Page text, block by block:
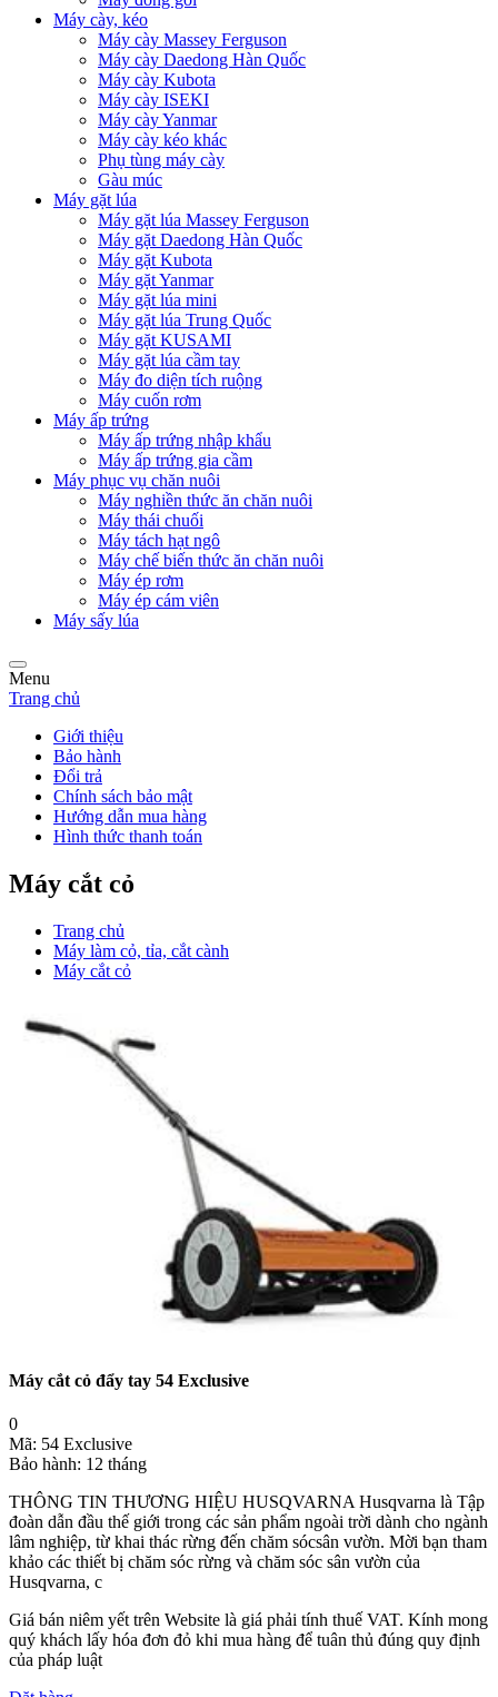
Máy cày, kéo
Máy cày Massey Ferguson
Máy cày Daedong Hàn Quốc
Máy cày Kubota
Máy cày ISEKI
Máy cày Yanmar
Máy cày kéo khác
Phụ tùng máy cày
Gàu múc
Máy gặt lúa
Máy gặt lúa Massey Ferguson
Máy gặt Daedong Hàn Quốc
Máy gặt Kubota
Máy gặt Yanmar
Máy gặt lúa mini
Máy gặt lúa Trung Quốc
Máy gặt KUSAMI
Máy gặt lúa cầm tay
Máy đo diện tích ruộng
Máy cuốn rơm
Máy ấp trứng
Máy ấp trứng nhập khẩu
Máy ấp trứng gia cầm
Máy phục vụ chăn nuôi
Máy nghiền thức ăn chăn nuôi
Máy thái chuối
Máy tách hạt ngô
Máy chế biến thức ăn chăn nuôi
Máy ép rơm
Máy ép cám viên
Máy sấy lúa
Menu
Trang chủ
Giới thiệu
Bảo hành
Đổi trả
Chính sách bảo mật
Hướng dẫn mua hàng
Hình thức thanh toán
Máy cắt cỏ
Trang chủ
Máy làm cỏ, tỉa, cắt cành
Máy cắt cỏ
Máy cắt cỏ đẩy tay 54 Exclusive
0
Mã: 54 Exclusive
Bảo hành: 12 tháng
THÔNG TIN THƯƠNG HIỆU HUSQVARNA Husqvarna là Tập
đoàn dẫn đầu thế giới trong các sản phẩm ngoài trời dành cho ngành
lâm nghiệp, từ khai thác rừng đến chăm sócsân vườn. Mời bạn tham
khảo các thiết bị chăm sóc rừng và chăm sóc sân vườn của
Husqvarna, c
Giá bán niêm yết trên Website là giá phải tính thuế VAT. Kính mong
quý khách lấy hóa đơn đỏ khi mua hàng để tuân thủ đúng quy định
của pháp luật